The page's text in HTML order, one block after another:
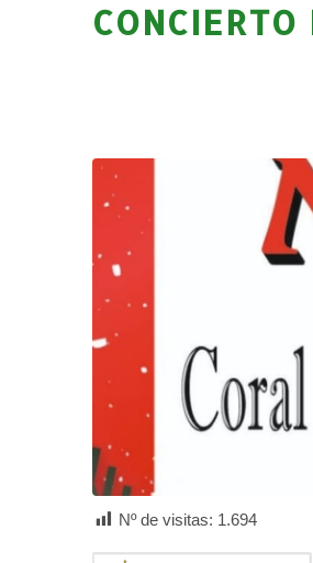
Nº de visitas: 1.694